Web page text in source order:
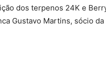
dos terpenos 24K e
Gustavo Martins, sócio